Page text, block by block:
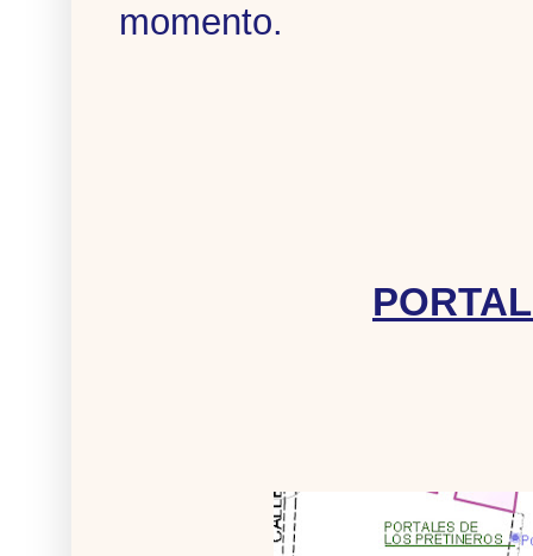
momento.